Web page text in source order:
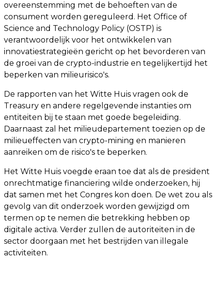
overeenstemming met de behoeften van de
consument worden gereguleerd. Het Office of
Science and Technology Policy (OSTP) is
verantwoordelijk voor het ontwikkelen van
innovatiestrategieën gericht op het bevorderen van
de groei van de crypto-industrie en tegelijkertijd het
beperken van milieurisico's.
De rapporten van het Witte Huis vragen ook de
Treasury en andere regelgevende instanties om
entiteiten bij te staan met goede begeleiding.
Daarnaast zal het milieudepartement toezien op de
milieueffecten van crypto-mining en manieren
aanreiken om de risico's te beperken.
Het Witte Huis voegde eraan toe dat als de president
onrechtmatige financiering wilde onderzoeken, hij
dat samen met het Congres kon doen. De wet zou als
gevolg van dit onderzoek worden gewijzigd om
termen op te nemen die betrekking hebben op
digitale activa. Verder zullen de autoriteiten in de
sector doorgaan met het bestrijden van illegale
activiteiten.